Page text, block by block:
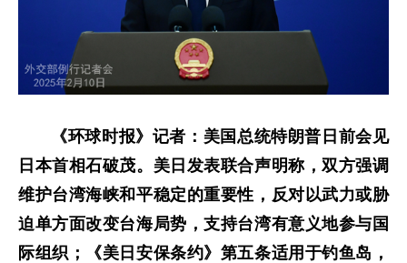
《环球时报》记者：美国总统特朗普日前会见
日本首相石破茂。美日发表联合声明称，双方强调
维护台湾海峡和平稳定的重要性，反对以武力或胁
迫单方面改变台海局势，支持台湾有意义地参与国
际组织；《美日安保条约》第五条适用于钓鱼岛，